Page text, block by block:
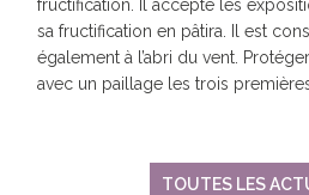
fructification. Il accepte les
sa fructification en pâtira. Il est
également à l’abri du vent.
avec un paillage les trois
TOUTES LES